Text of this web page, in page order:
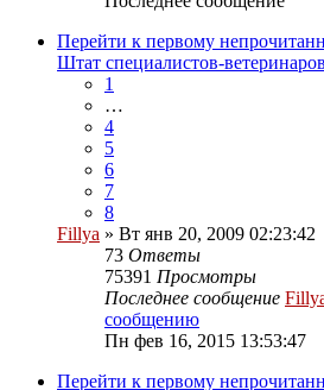
Перейти к первому
Штат специалистов-
1
…
4
5
6
7
8
Fillya » Вт янв 20, 2009 02:23:42
73 Ответы
75391 Просмотры
Последнее сообщение
сообщению
Пн фев 16, 2015 13:53:47
Перейти к первому